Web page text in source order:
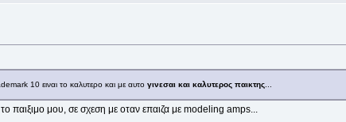
10 ειναι το καλυτερο και με αυτο γινεσαι και καλυτερος παικτης...
μου, σε σχεση με οταν επαιζα με modeling amps...